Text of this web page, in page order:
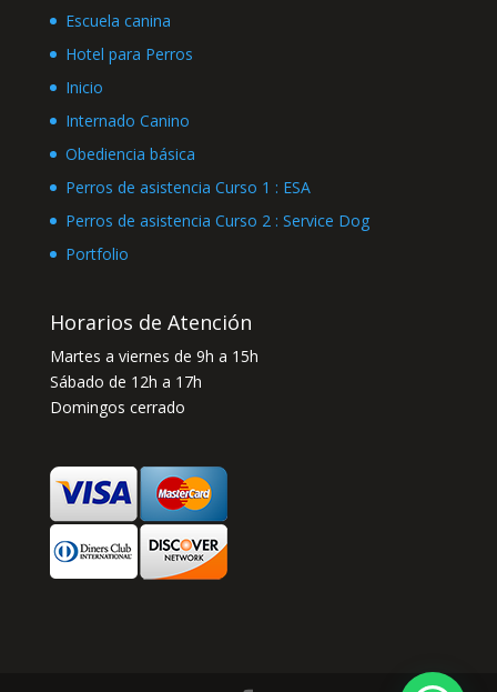
Escuela canina
Hotel para Perros
Inicio
Internado Canino
Obediencia básica
Perros de asistencia Curso 1 : ESA
Perros de asistencia Curso 2 : Service Dog
Portfolio
Horarios de Atención
Martes a viernes de 9h a 15h
Sábado de 12h a 17h
Domingos cerrado